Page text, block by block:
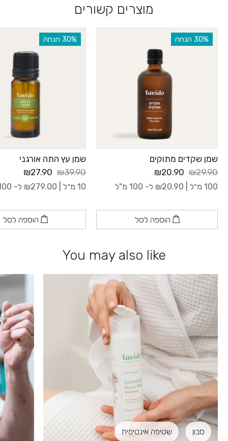
מוצרים קשורים
‫30% הנחה
שמן שקדים מתוקים
₪29.90
₪20.90
100 מ״ל | ₪20.90 ל- 100 מ"ל
הוספה לסל
‫30% הנחה
שמן עץ התה אורגני
₪39.90
₪27.90
10 מ״ל | ₪279.00 ל- 100 מ"ל
הוספה לסל
You may also like
סבון שטיפה אינטימית